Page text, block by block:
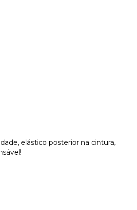
elástico posterior na cintura,